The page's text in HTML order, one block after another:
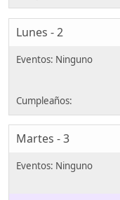
Lunes - 2
Martes - 3